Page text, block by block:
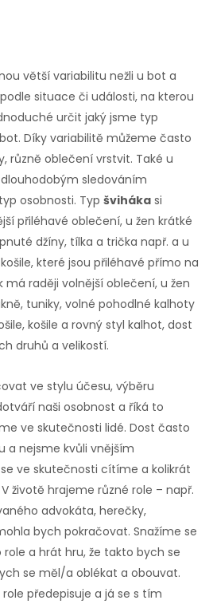
větší variabilitu nežli u bot a
situace či události, na kterou
určit jaký jsme typ
Díky variabilitě můžeme často
různě oblečení vrstvit. Také u
sledováním
osobnosti. Typ šviháka si
přiléhavé oblečení, u žen krátké
džíny, tílka a trička např. a u
které jsou přiléhavé přímo na
má raději volnější oblečení, u žen
tuniky, volné pohodlné kalhoty
košile a rovný styl kalhot, dost
druhů a velikostí.
ve stylu účesu, výběru
naši osobnost a říká to
ve skutečnosti lidé. Dost často
a nejsme kvůli vnějším
ve skutečnosti cítíme a kolikrát
životě hrajeme různé role – např.
advokáta, herečky,
bych pokračovat. Snažíme se
a hrát hru, že takto bych se
se měl/a oblékat a obouvat.
předepisuje a já se s tím